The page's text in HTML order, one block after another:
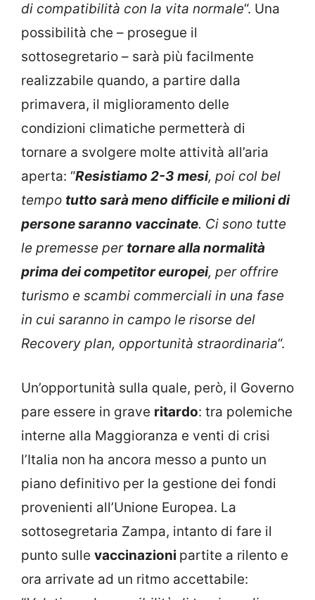
di compatibilità con la vita normale“. Una
possibilità che – prosegue il
sottosegretario – sarà più facilmente
realizzabile quando, a partire dalla
primavera, il miglioramento delle
condizioni climatiche permetterà di
tornare a svolgere molte attività all’aria
aperta: “Resistiamo 2-3 mesi, poi col bel
tempo tutto sarà meno difficile e milioni di
persone saranno vaccinate. Ci sono tutte
le premesse per tornare alla normalità
prima dei competitor europei, per offrire
turismo e scambi commerciali in una fase
in cui saranno in campo le risorse del
Recovery plan, opportunità straordinaria“.
Un’opportunità sulla quale, però, il Governo
pare essere in grave ritardo: tra polemiche
interne alla Maggioranza e venti di crisi
l’Italia non ha ancora messo a punto un
piano definitivo per la gestione dei fondi
provenienti all’Unione Europea. La
sottosegretaria Zampa, intanto di fare il
punto sulle vaccinazioni partite a rilento e
ora arrivate ad un ritmo accettabile: